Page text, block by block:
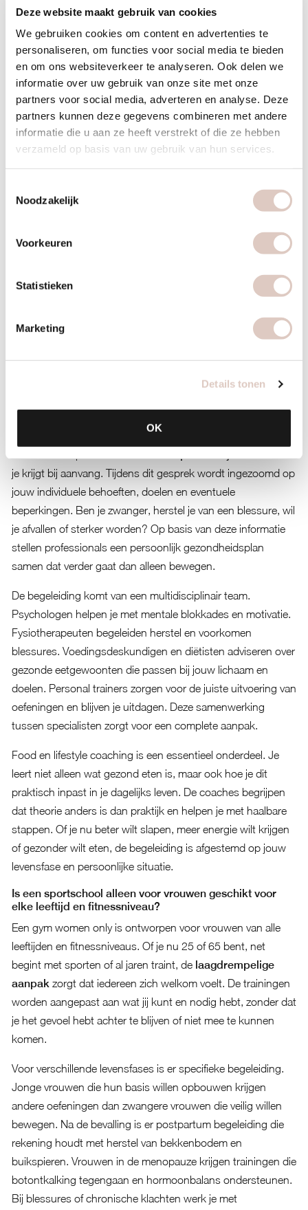
Deze website maakt gebruik van cookies
We gebruiken cookies om content en advertenties te
personaliseren, om functies voor social media te bieden
en om ons websiteverkeer te analyseren. Ook delen we
informatie over uw gebruik van onze site met onze
partners voor social media, adverteren en analyse. Deze
partners kunnen deze gegevens combineren met andere
informatie die u aan ze heeft verstrekt of die ze hebben
verzameld op basis van uw gebruik van hun services.
Noodzakelijk
Voorkeuren
Statistieken
Marketing
Details tonen
OK
Dit detox-effect geeft veel vrouwen een opgeruimd en
energiek gevoel na de training. Daarnaast stimuleert de
warmte je energieverbranding en vetverbrandingsproces. Je
lichaam moet harder werken om af te koelen, waardoor je
meer calorieën verbrandt dan bij dezelfde oefening op
normale temperatuur.
vrouwen betekent dit dat je een effectieve training kunt doen
zonder je hele avond op te offeren. Je kunt pilates, HIIT, yoga
Welke trainingen en begeleiding kun je verwachten bij
een holistische sportschool voor vrouwen?
aan trainingen die inspelen op verschillende behoeften en
cardio, barre voor getoned spieren, en TRX voor functionele
kracht. Deze variatie zorgt dat je lichaam uitgedaagd blijft en
je krijgt bij aanvang. Tijdens dit gesprek wordt ingezoomd op
jouw individuele behoeften, doelen en eventuele
beperkingen. Ben je zwanger, herstel je van een blessure, wil
je afvallen of sterker worden? Op basis van deze informatie
stellen professionals een persoonlijk gezondheidsplan
samen dat verder gaat dan alleen bewegen.
De begeleiding komt van een multidisciplinair team.
Psychologen helpen je met mentale blokkades en motivatie.
Fysiotherapeuten begeleiden herstel en voorkomen
blessures. Voedingsdeskundigen en diëtisten adviseren over
gezonde eetgewoonten die passen bij jouw lichaam en
doelen. Personal trainers zorgen voor de juiste uitvoering van
oefeningen en blijven je uitdagen. Deze samenwerking
tussen specialisten zorgt voor een complete aanpak.
Food en lifestyle coaching is een essentieel onderdeel. Je
leert niet alleen wat gezond eten is, maar ook hoe je dit
praktisch inpast in je dagelijks leven. De coaches begrijpen
dat theorie anders is dan praktijk en helpen je met haalbare
stappen. Of je nu beter wilt slapen, meer energie wilt krijgen
of gezonder wilt eten, de begeleiding is afgestemd op jouw
levensfase en persoonlijke situatie.
Is een sportschool alleen voor vrouwen geschikt voor
elke leeftijd en fitnessniveau?
Een gym women only is ontworpen voor vrouwen van alle
leeftijden en fitnessniveaus. Of je nu 25 of 65 bent, net
begint met sporten of al jaren traint, de laagdrempelige
aanpak zorgt dat iedereen zich welkom voelt. De trainingen
worden aangepast aan wat jij kunt en nodig hebt, zonder dat
je het gevoel hebt achter te blijven of niet mee te kunnen
komen.
Voor verschillende levensfases is er specifieke begeleiding.
Jonge vrouwen die hun basis willen opbouwen krijgen
andere oefeningen dan zwangere vrouwen die veilig willen
bewegen. Na de bevalling is er postpartum begeleiding die
rekening houdt met herstel van bekkenbodem en
buikspieren. Vrouwen in de menopauze krijgen trainingen die
botontkalking tegengaan en hormoonbalans ondersteunen.
Bij blessures of chronische klachten werk je met